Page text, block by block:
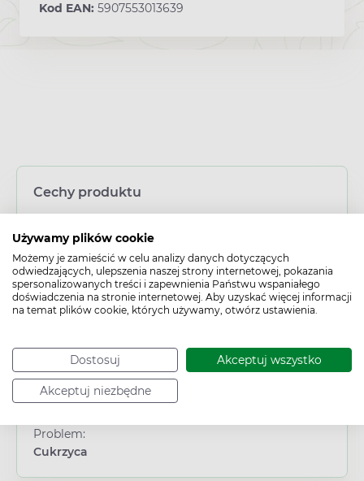
Używamy plików cookie
Możemy je zamieścić w celu analizy danych dotyczących
odwiedzających, ulepszenia naszej strony internetowej, pokazania
spersonalizowanych treści i zapewnienia Państwu wspaniałego
doświadczenia na stronie internetowej. Aby uzyskać więcej informacji
na temat plików cookie, których używamy, otwórz ustawienia.
Dostosuj Akceptuj wszystko
Akceptuj niezbędne
Kod EAN: 5907553013639
Cechy produktu
Suplement diety
Płeć:
Dowolna
Wiek:
Dorosły
Układ hormonalny
Część ciała:
Trzustka
Działanie/właściwości:
Problem:
Cukrzyca